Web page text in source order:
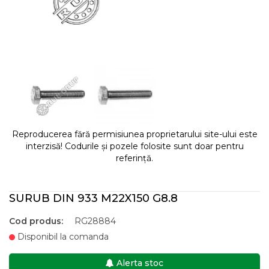
Reproducerea fără permisiunea proprietarului site-ului este
interzisă! Codurile și pozele folosite sunt doar pentru
referință.
SURUB DIN 933 M22X150 G8.8
Cod produs:
RG28884
Disponibil la comanda
Alerta stoc